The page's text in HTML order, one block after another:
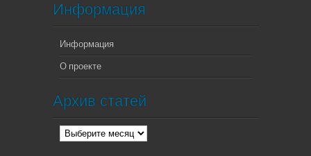
Информация
Информация
О проекте
Архив статей
Архив
статей